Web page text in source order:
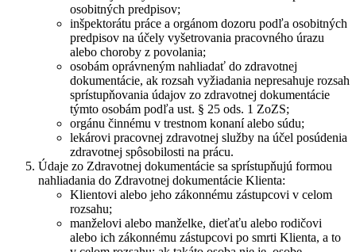
osobitných predpisov;
inšpektorátu práce a orgánom dozoru podľa osobitných
predpisov na účely vyšetrovania pracovného úrazu
alebo choroby z povolania;
osobám oprávneným nahliadať do zdravotnej
dokumentácie, ak rozsah vyžiadania nepresahuje rozsah
sprístupňovania údajov zo zdravotnej dokumentácie
týmto osobám podľa ust. § 25 ods. 1 ZoZS;
orgánu činnému v trestnom konaní alebo súdu;
lekárovi pracovnej zdravotnej služby na účel posúdenia
zdravotnej spôsobilosti na prácu.
Údaje zo Zdravotnej dokumentácie sa sprístupňujú formou
nahliadania do Zdravotnej dokumentácie Klienta:
Klientovi alebo jeho zákonnému zástupcovi v celom
rozsahu;
manželovi alebo manželke, dieťaťu alebo rodičovi
alebo ich zákonnému zástupcovi po smrti Klienta, a to